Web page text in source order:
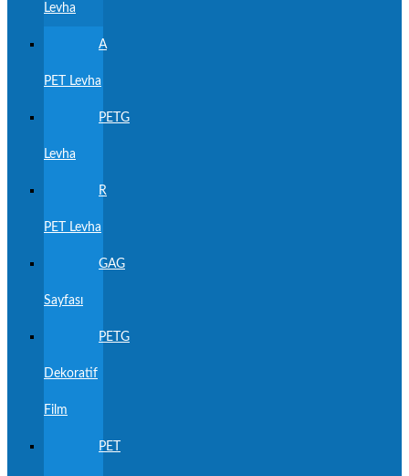
Levha
A
PET Levha
PETG
Levha
R
PET Levha
GAG
Sayfası
PETG
Dekoratif
Film
PET